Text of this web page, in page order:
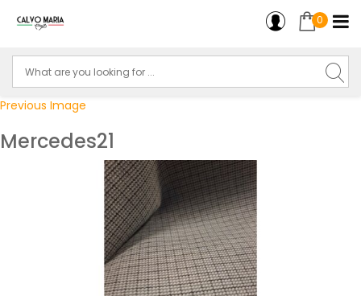
0
Previous Image
Mercedes21